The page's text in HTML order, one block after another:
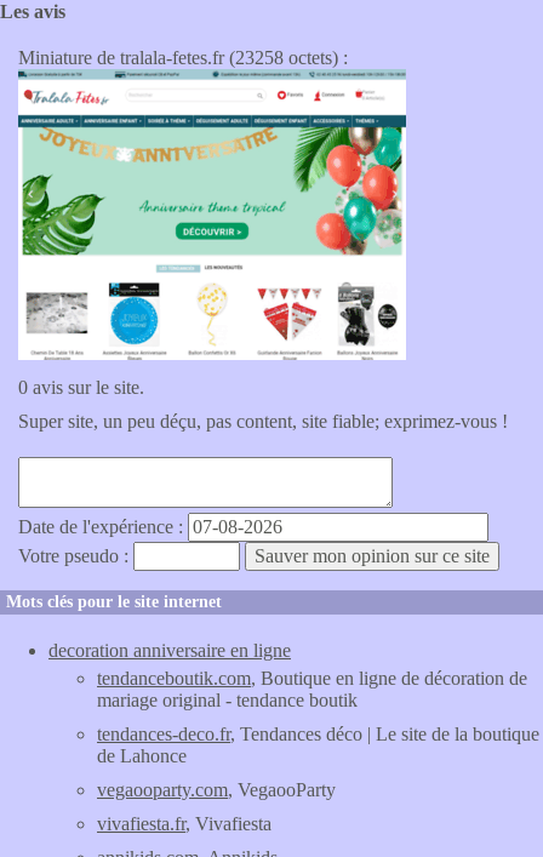
Les avis
Miniature de tralala-fetes.fr (23258 octets) :
0 avis sur le site.
Super site, un peu déçu, pas content, site fiable; exprimez-vous !
Date de l'expérience :
Votre pseudo :
Mots clés pour le site internet
decoration anniversaire en ligne
tendanceboutik.com, Boutique en ligne de décoration de
mariage original - tendance boutik
tendances-deco.fr, Tendances déco | Le site de la boutique
de Lahonce
vegaooparty.com, VegaooParty
vivafiesta.fr, Vivafiesta